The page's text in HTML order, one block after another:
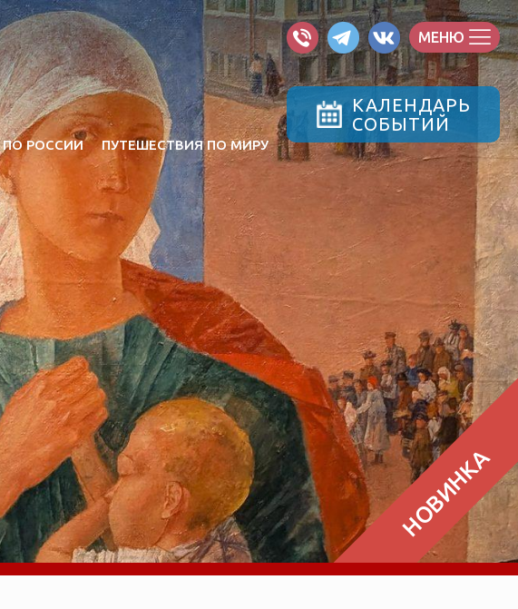
ПО РОССИИ ПУТЕШЕСТВИЯ ПО МИРУ
МЕНЮ
КАЛЕНДАРЬ
СОБЫТИЙ
НОВИНКА